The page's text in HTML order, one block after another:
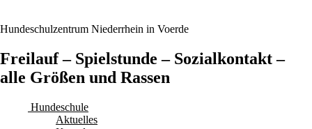
Hundeschulzentrum Niederrhein in Voerde
Freilauf – Spielstunde – Sozialkontakt –
alle Größen und Rassen
Hundeschule
Aktuelles